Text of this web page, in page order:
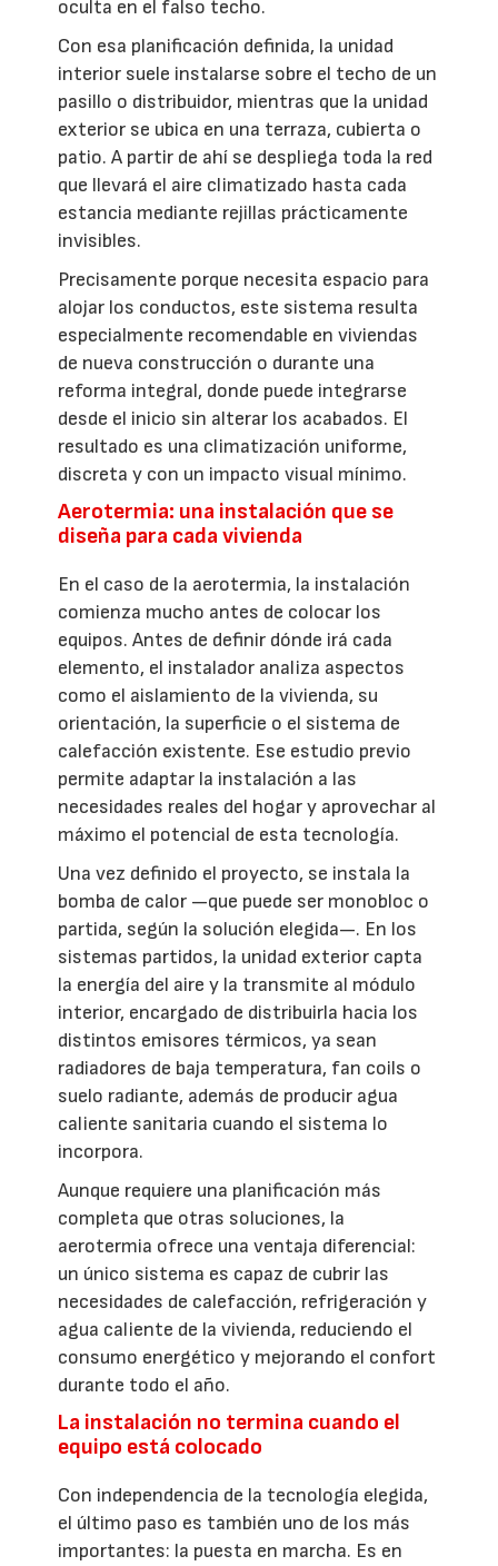
oculta en el falso techo.
Con esa planificación definida, la unidad
interior suele instalarse sobre el techo de un
pasillo o distribuidor, mientras que la unidad
exterior se ubica en una terraza, cubierta o
patio. A partir de ahí se despliega toda la red
que llevará el aire climatizado hasta cada
estancia mediante rejillas prácticamente
invisibles.
Precisamente porque necesita espacio para
alojar los conductos, este sistema resulta
especialmente recomendable en viviendas
de nueva construcción o durante una
reforma integral, donde puede integrarse
desde el inicio sin alterar los acabados. El
resultado es una climatización uniforme,
discreta y con un impacto visual mínimo.
Aerotermia: una instalación que se
diseña para cada vivienda
En el caso de la aerotermia, la instalación
comienza mucho antes de colocar los
equipos. Antes de definir dónde irá cada
elemento, el instalador analiza aspectos
como el aislamiento de la vivienda, su
orientación, la superficie o el sistema de
calefacción existente. Ese estudio previo
permite adaptar la instalación a las
necesidades reales del hogar y aprovechar al
máximo el potencial de esta tecnología.
Una vez definido el proyecto, se instala la
bomba de calor —que puede ser monobloc o
partida, según la solución elegida—. En los
sistemas partidos, la unidad exterior capta
la energía del aire y la transmite al módulo
interior, encargado de distribuirla hacia los
distintos emisores térmicos, ya sean
radiadores de baja temperatura, fan coils o
suelo radiante, además de producir agua
caliente sanitaria cuando el sistema lo
incorpora.
Aunque requiere una planificación más
completa que otras soluciones, la
aerotermia ofrece una ventaja diferencial:
un único sistema es capaz de cubrir las
necesidades de calefacción, refrigeración y
agua caliente de la vivienda, reduciendo el
consumo energético y mejorando el confort
durante todo el año.
La instalación no termina cuando el
equipo está colocado
Con independencia de la tecnología elegida,
el último paso es también uno de los más
importantes: la puesta en marcha. Es en